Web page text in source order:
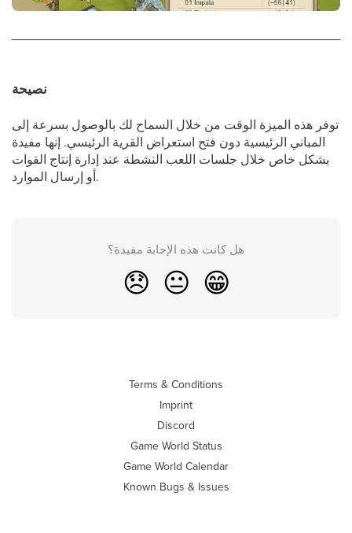
نصيحة
توفر هذه الميزة الوقت من خلال السماح لك بالوصول بسرعة إلى
المباني الرئيسية دون فتح استعراض القرية الرئيسي. إنها مفيدة
بشكل خاص خلال جلسات اللعب النشطة عند إدارة إنتاج القوات
أو إرسال الموارد.
هل كانت هذه الإجابة مفيدة؟
😞 😐 😁
Terms & Conditions
Imprint
Discord
Game World Status
Game World Calendar
Known Bugs & Issues